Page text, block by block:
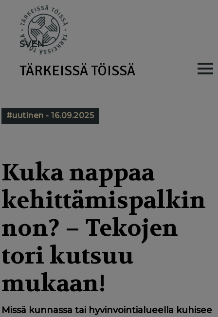
main
content
SVEN
TÄRKEISSÄ TÖISSÄ
v
i
g
a
n
#uutinen - 16.09.2025
Kuka nappaa
kehittämispalkin
non? – Tekojen
tori kutsuu
mukaan!
Missä kunnassa tai hyvinvointialueella kuhisee